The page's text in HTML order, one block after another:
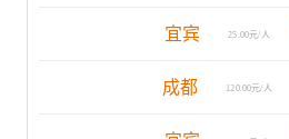
宜宾 25.00元/人
成都 120.00元/人